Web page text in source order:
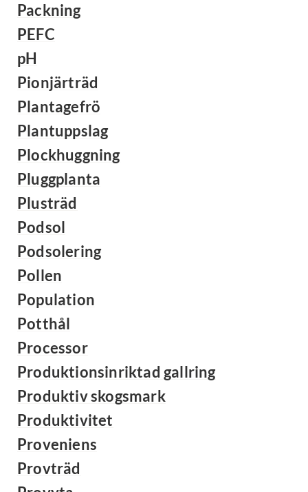
Packning
PEFC
pH
Pionjärträd
Plantagefrö
Plantuppslag
Plockhuggning
Pluggplanta
Plusträd
Podsol
Podsolering
Pollen
Population
Potthål
Processor
Produktionsinriktad gallring
Produktiv skogsmark
Produktivitet
Proveniens
Provträd